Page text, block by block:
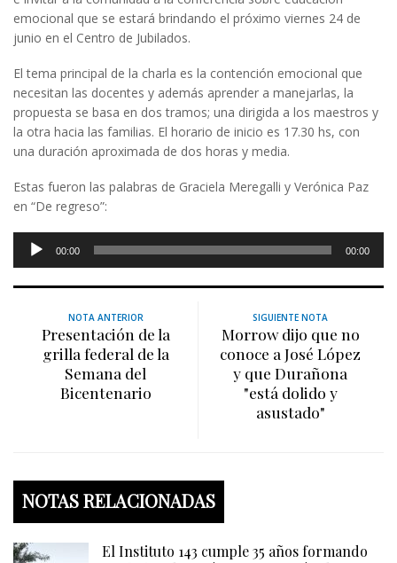
emocional que se estará brindando el próximo viernes 24 de
junio en el Centro de Jubilados.
El tema principal de la charla es la contención emocional que
necesitan las docentes y además aprender a manejarlas, la
propuesta se basa en dos tramos; una dirigida a los maestros y
la otra hacia las familias. El horario de inicio es 17.30 hs, con
una duración aproximada de dos horas y media.
Estas fueron las palabras de Graciela Meregalli y Verónica Paz
en “De regreso”:
Reproductor
00:00 00:00
NOTA ANTERIOR
Presentación de la
grilla federal de la
Semana del
Bicentenario
SIGUIENTE NOTA
Morrow dijo que no
conoce a José López
y que Durañona
"está dolido y
asustado"
NOTAS RELACIONADAS
El Instituto 143 cumple 35 años formando